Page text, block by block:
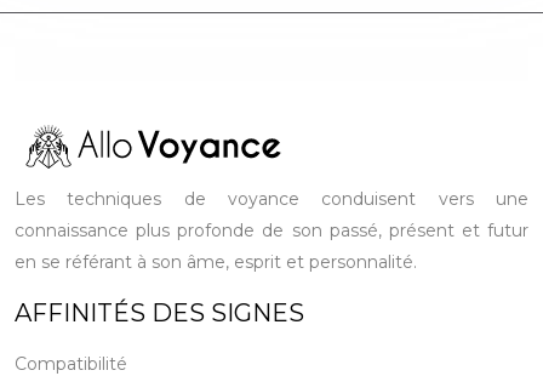
Les techniques de voyance conduisent vers une
connaissance plus profonde de son passé, présent et futur
en se référant à son âme, esprit et personnalité.
AFFINITÉS DES SIGNES
Compatibilité